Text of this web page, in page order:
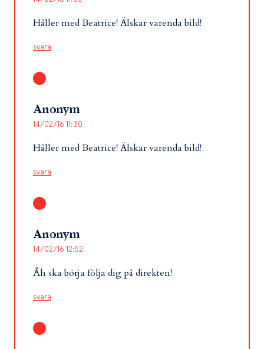
Håller med Beatrice! Älskar varenda bild!
svara
Anonym
14/02/16 11:30
Håller med Beatrice! Älskar varenda bild!
svara
Anonym
14/02/16 12:52
Åh ska börja följa dig på direkten!
svara